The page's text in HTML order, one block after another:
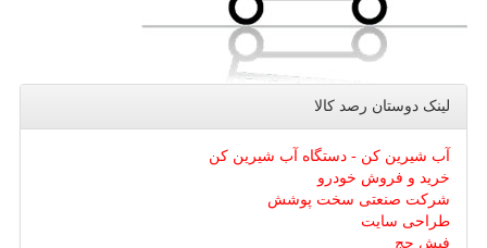
لینک دوستان رصد كالا
آب شیرین کن - دستگاه آب شیرین کن
خرید و فروش خودرو
شرکت صنعتی سخت پوشش
طراحی سایت
فیش حج